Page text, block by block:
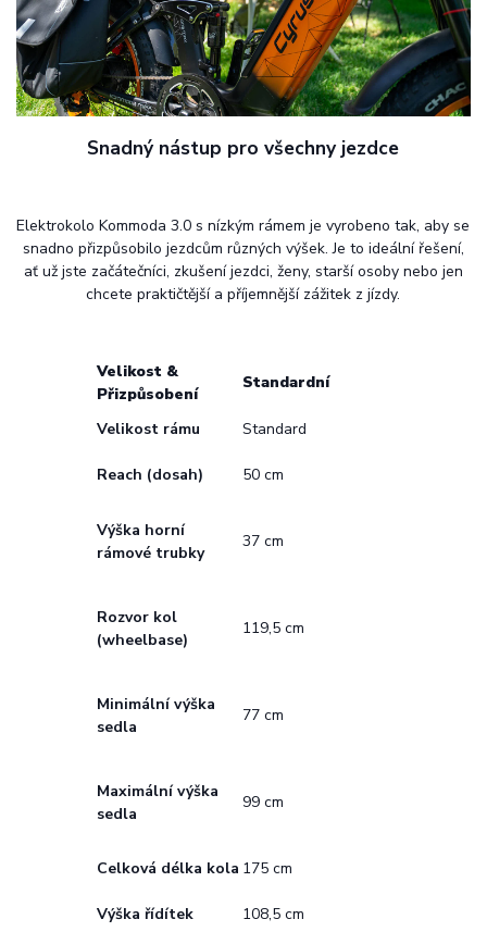
Snadný nástup pro všechny jezdce
Elektrokolo Kommoda 3.0 s nízkým rámem je vyrobeno tak, aby se
snadno přizpůsobilo jezdcům různých výšek. Je to ideální řešení,
ať už jste začátečníci, zkušení jezdci, ženy, starší osoby nebo jen
chcete praktičtější a příjemnější zážitek z jízdy.
Velikost &
Přizpůsobení
Standardní
Velikost rámu Standard
Reach (dosah) 50 cm
Výška horní
rámové trubky
37 cm
Rozvor kol
(wheelbase)
119,5 cm
Minimální výška
sedla
77 cm
Maximální výška
sedla
99 cm
Celková délka kola 175 cm
Výška řídítek 108,5 cm